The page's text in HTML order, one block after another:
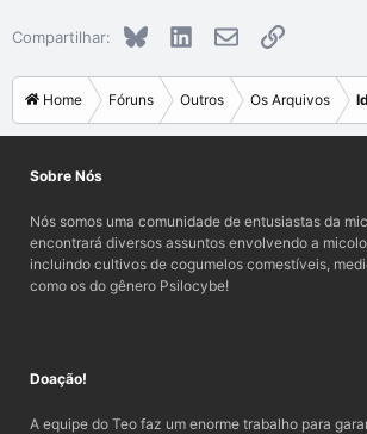
Compartilhar: BlueskyLinkedInE-mailLink
Home Fóruns Outros Os Arquivos
Sobre Nós
Nós somos uma comunidade de entusiastas da
encontrará diversos assuntos envolvendo a
incluindo cultivos de cogumelos comestíveis,
como os do gênero Psilocybe!
Doação!
A equipe do Teo faz um enorme trabalho para